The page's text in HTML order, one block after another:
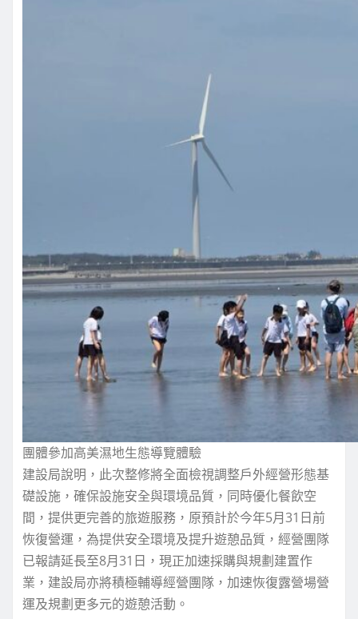
團體參加高美濕地生態導覽體驗
建設局說明，此次整修將全面檢視調整戶外經營形態基
礎設施，確保設施安全與環境品質，同時優化餐飲空
間，提供更完善的旅遊服務，原預計於今年5月31日前
恢復營運，為提供安全環境及提升遊憩品質，經營團隊
已報請延長至8月31日，現正加速採購與規劃建置作
業，建設局亦將積極輔導經營團隊，加速恢復露營場營
運及規劃更多元的遊憩活動。